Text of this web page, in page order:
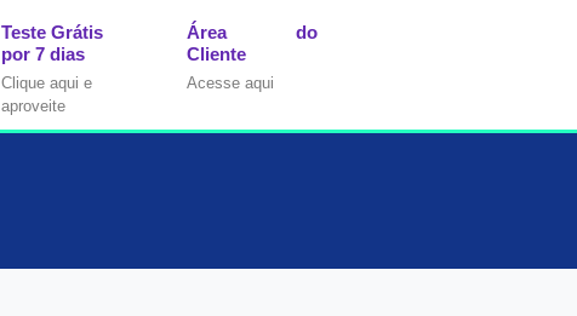
Teste Grátis
por 7 dias
Clique aqui e
aproveite
Área do
Cliente
Acesse aqui